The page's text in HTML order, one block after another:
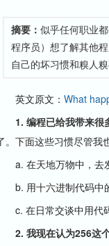
摘要： 似乎任何职业
程序员）想了解其他
自己的坏习惯和糗人
英文原文： What
1. 编程已给我带来很
。下面这些习惯尽管我
a. 在天地万物中，去
b. 用十六进制代码中
c. 在日常交谈中用代码
2. 我现在认为256这个